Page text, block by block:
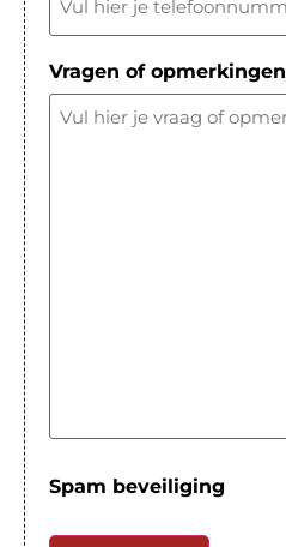
Vragen of opmerkingen
Spam beveiliging